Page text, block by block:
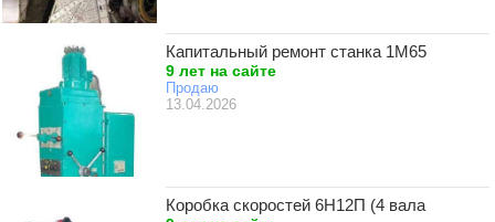
Капитальный ремонт станка 1М65
9 лет на сайте
Продаю
13.04.2026
Коробка скоростей 6Н12П (4 вала